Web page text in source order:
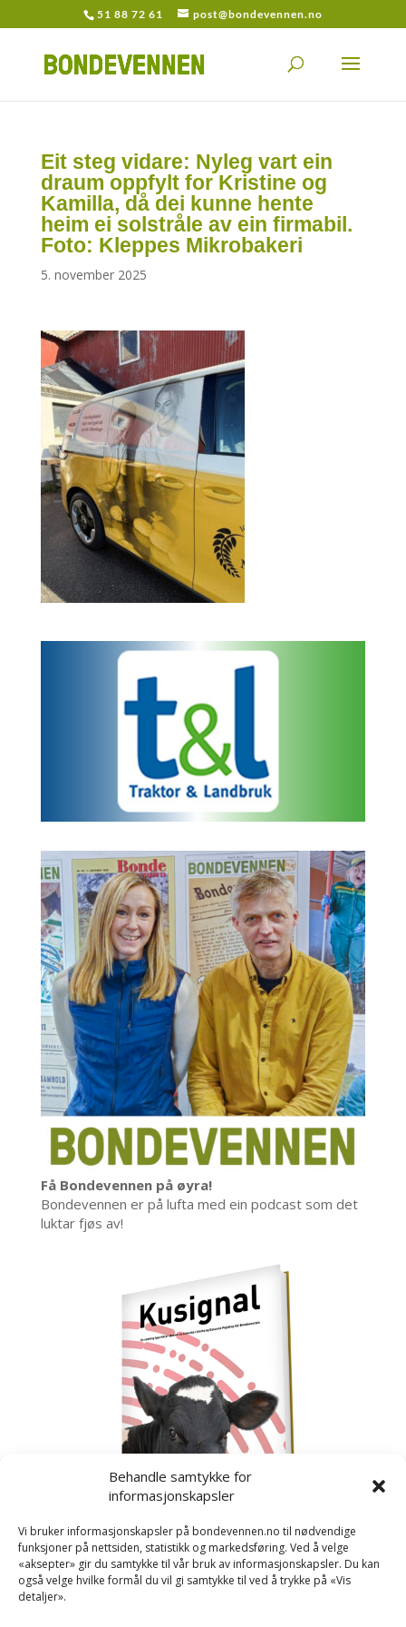
Behandle samtykke for
informasjonskapsler
Vi bruker informasjonskapsler på bondevennen.no til nødvendige
funksjoner på nettsiden, statistikk og markedsføring. Ved å velge
«aksepter» gir du samtykke til vår bruk av informasjonskapsler. Du kan
også velge hvilke formål du vil gi samtykke til ved å trykke på «Vis
detaljer».
51 88 72 61 post@bondevennen.no
Eit steg vidare: Nyleg vart ein
draum oppfylt for Kristine og
Kamilla, då dei kunne hente
heim ei solstråle av ein firmabil.
Foto: Kleppes Mikrobakeri
5. november 2025
Få Bondevennen på øyra!
Bondevennen er på lufta med ein podcast som det
luktar fjøs av!
Kusignal